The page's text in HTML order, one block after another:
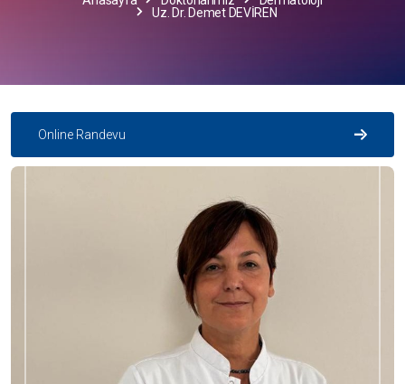
Uz. Dr. Demet DEVİREN
Online Randevu